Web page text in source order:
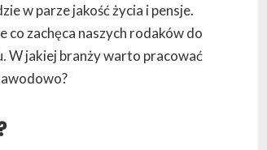
w parze jakość życia i pensje.
co zachęca naszych rodaków do
W jakiej branży warto pracować